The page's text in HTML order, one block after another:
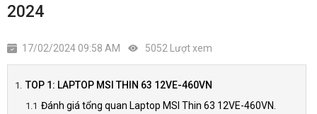
2024
17/02/2024 09:58 AM 5052 Lượt xem
TOP 1: LAPTOP MSI THIN 63 12VE-460VN
Đánh giá tổng quan Laptop MSI Thin 63 12VE-460VN.